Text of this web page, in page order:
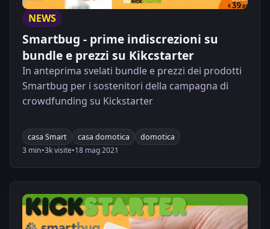
NEWS
Smartbug - prime indiscrezioni su
bundle e prezzi su Kikcstarter
In anteprima svelati bundle e prezzi dei prodotti
Smartbug per i sostenitori della campagna di
crowdfunding su Kickstarter
casa Smart casa domotica
domotica
3 min•3k visite•18 mag 2021